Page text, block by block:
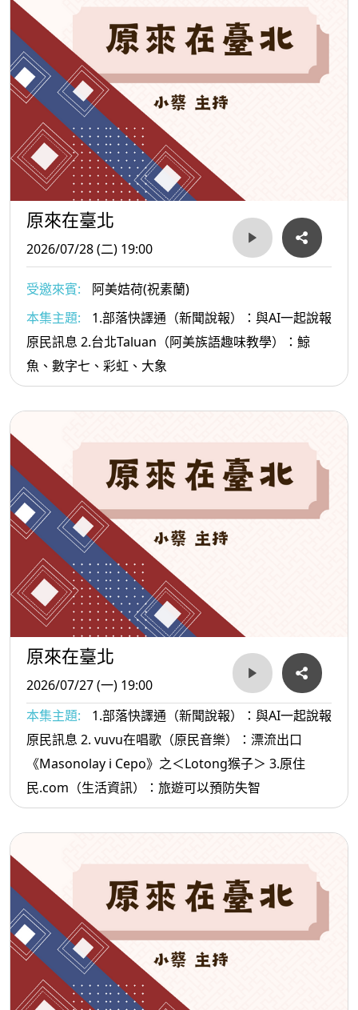
原來在臺北
2026/07/28 (二) 19:00
受邀來賓:
阿美姞荷(祝素蘭)
本集主題:
1.部落快譯通（新聞說報）：與AI一起說報
原民訊息 2.台北Taluan（阿美族語趣味教學）：鯨
魚、數字七、彩虹、大象
原來在臺北
2026/07/27 (一) 19:00
本集主題:
1.部落快譯通（新聞說報）：與AI一起說報
原民訊息 2. vuvu在唱歌（原民音樂）：漂流出口
《Masonolay i Cepo》之＜Lotong猴子＞ 3.原住
民.com（生活資訊）：旅遊可以預防失智